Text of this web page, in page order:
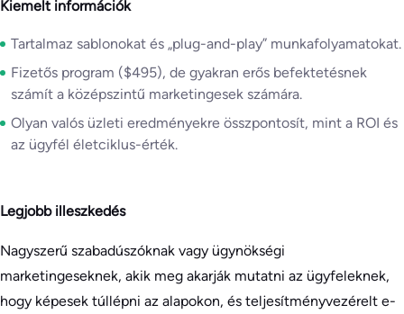
Kiemelt információk
Tartalmaz sablonokat és „plug-and-play” munkafolyamatokat.
Fizetős program ($495), de gyakran erős befektetésnek
számít a középszintű marketingesek számára.
Olyan valós üzleti eredményekre összpontosít, mint a ROI és
az ügyfél életciklus-érték.
Legjobb illeszkedés
Nagyszerű szabadúszóknak vagy ügynökségi
marketingeseknek, akik meg akarják mutatni az ügyfeleknek,
hogy képesek túllépni az alapokon, és teljesítményvezérelt e-